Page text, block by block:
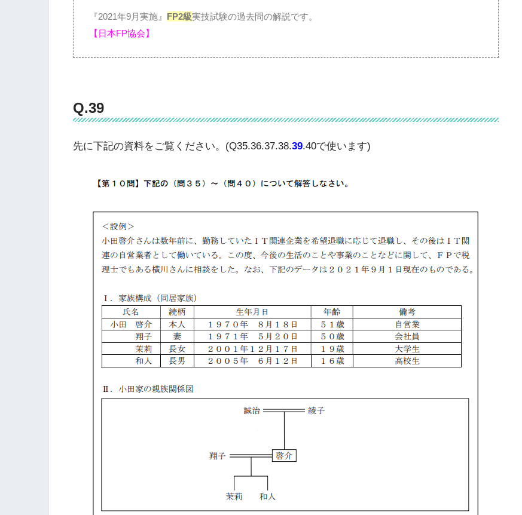
『2021年9月実施』 FP2級実技試験の過去問の解説です。
【日本FP協会】
Q.39
先に下記の資料をご覧ください。(Q35.36.37.38.39.40で使います)